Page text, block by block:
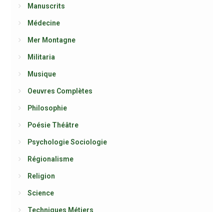
Manuscrits
Médecine
Mer Montagne
Militaria
Musique
Oeuvres Complètes
Philosophie
Poésie Théâtre
Psychologie Sociologie
Régionalisme
Religion
Science
Techniques Métiers